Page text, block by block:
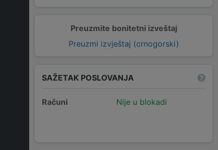
Preuzmite bonitetni izveštaj
Preuzmi izvještaj (crnogorski)
SAŽETAK POSLOVANJA
Računi Nije u blokadi